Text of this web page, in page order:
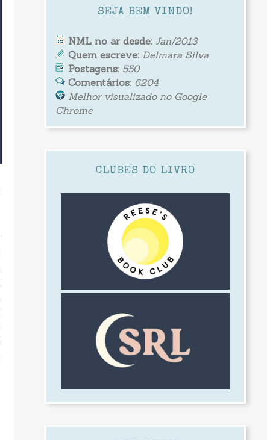
SEJA BEM VINDO!
NML no ar desde: Jan/2013
Quem escreve: Delmara Silva
Postagens: 550
Comentários: 6204
Melhor visualizado no Google
Chrome
CLUBES DO LIVRO